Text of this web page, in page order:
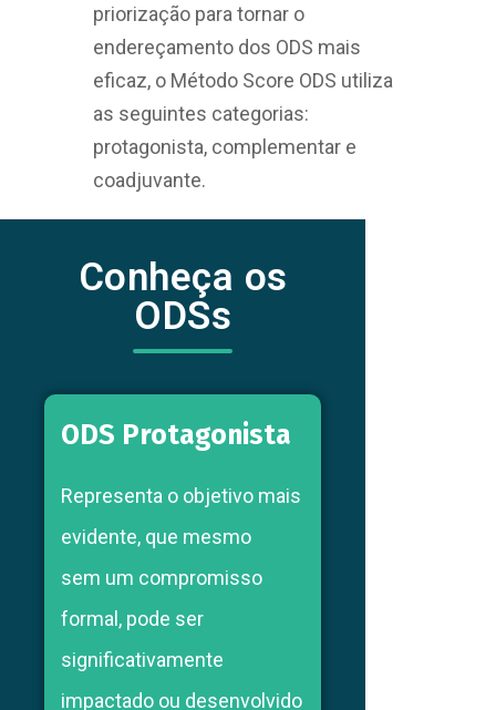
priorização para tornar o
endereçamento dos ODS mais
eficaz, o Método Score ODS utiliza
as seguintes categorias:
protagonista, complementar e
coadjuvante.
Conheça os
ODSs
ODS Protagonista
Representa o objetivo mais
evidente, que mesmo
sem um compromisso
formal, pode ser
significativamente
impactado ou desenvolvido